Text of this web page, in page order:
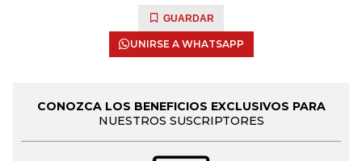
GUARDAR
UNIRSE A WHATSAPP
CONOZCA LOS BENEFICIOS EXCLUSIVOS PARA
NUESTROS SUSCRIPTORES